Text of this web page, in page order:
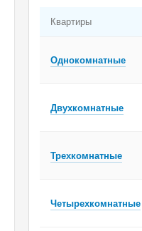
Квартиры
Однокомнатные
Двухкомнатные
Трехкомнатные
Четырехкомнатные